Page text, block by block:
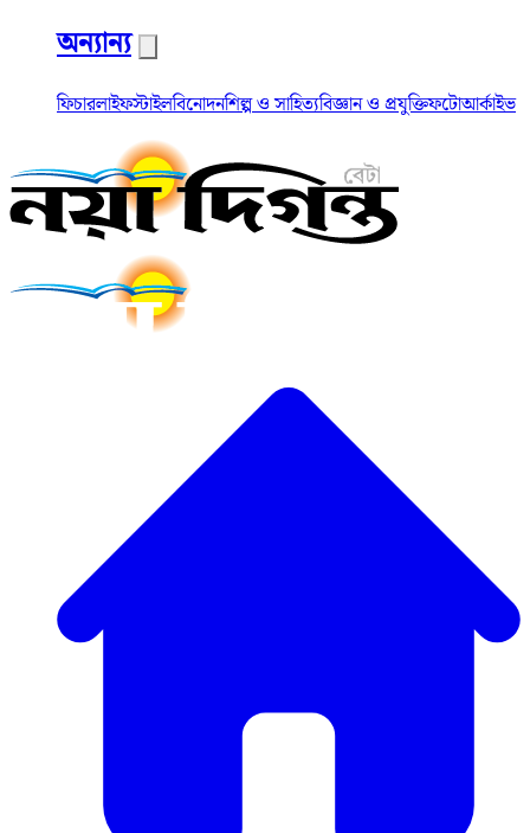
অন্যান্য
ফিচারলাইফস্টাইলবিনোদনশিল্প ও সাহিত্যবিজ্ঞান ও প্রযুক্তিফটোআর্কাইভ